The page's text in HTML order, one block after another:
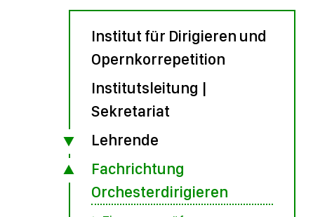
Institut für Dirigieren und
Opernkorrepetition
Institutsleitung |
Sekretariat
Lehrende
Fachrichtung
Orchesterdirigieren